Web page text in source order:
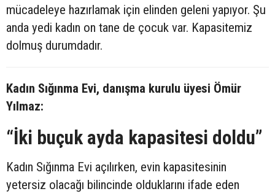
mücadeleye hazırlamak için elinden geleni yapıyor. Şu
anda yedi kadın on tane de çocuk var. Kapasitemiz
dolmuş durumdadır.
Kadın Sığınma Evi, danışma kurulu üyesi Ömür
Yılmaz:
“İki buçuk ayda kapasitesi doldu”
Kadın Sığınma Evi açılırken, evin kapasitesinin
yetersiz olacağı bilincinde olduklarını ifade eden